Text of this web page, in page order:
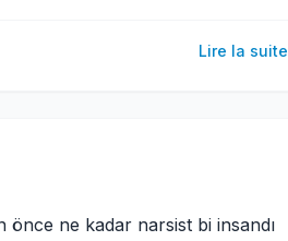
Lire la suite
önce ne kadar narsist bi insandı